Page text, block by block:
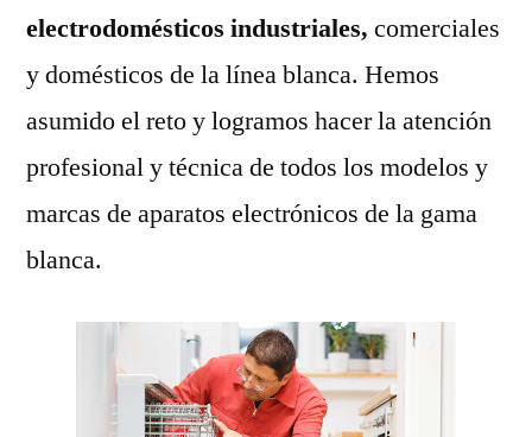
electrodomésticos industriales, comerciales
y domésticos de la línea blanca. Hemos
asumido el reto y logramos hacer la atención
profesional y técnica de todos los modelos y
marcas de aparatos electrónicos de la gama
blanca.